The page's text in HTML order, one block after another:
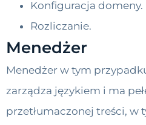
Konfiguracja domeny.
Rozliczanie.
Menedżer
Menedżer w tym
zarządza językiem i ma
przetłumaczonej treści, w